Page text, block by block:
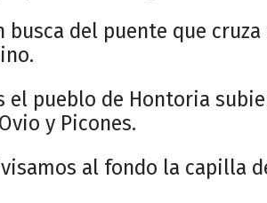
busca del puente que
el pueblo de Hontoria
y Picones.
al fondo la capilla